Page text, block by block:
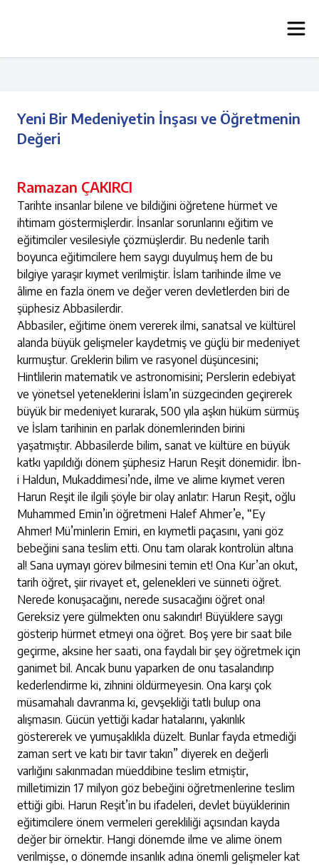
Yeni Bir Medeniyetin İnşası ve Öğretmenin
Değeri
Ramazan ÇAKIRCI
Tarihte insanlar bilene ve bildiğini öğretene hürmet ve
ihtimam göstermişlerdir. İnsanlar sorunlarını eğitim ve
eğitimciler vesilesiyle çözmüşlerdir. Bu nedenle tarih
boyunca eğitimcilere hem saygı duyulmuş hem de bu
bilgiye yaraşır kıymet verilmiştir. İslam tarihinde ilme ve
âlime en fazla önem ve değer veren devletlerden biri de
şüphesiz Abbasilerdir.
Abbasiler, eğitime önem vererek ilmi, sanatsal ve kültürel
alanda büyük gelişmeler kaydetmiş ve güçlü bir medeniyet
kurmuştur. Greklerin bilim ve rasyonel düşüncesini;
Hintlilerin matematik ve astronomisini; Perslerin edebiyat
ve yönetsel yeteneklerini İslam’ın süzgecinden geçirerek
büyük bir medeniyet kurarak, 500 yıla aşkın hüküm sürmüş
ve İslam tarihinin en parlak dönemlerinden birini
yaşatmıştır. Abbasilerde bilim, sanat ve kültüre en büyük
katkı yapıldığı dönem şüphesiz Harun Reşit dönemidir. İbn-
i Haldun, Mukaddimesi’nde, ilme ve alime kıymet veren
Harun Reşit ile ilgili şöyle bir olay anlatır: Harun Reşit, oğlu
Muhammed Emin’in öğretmeni Halef Ahmer’e, “Ey
Ahmer! Mü’minlerin Emiri, en kıymetli paçasını, yani göz
bebeğini sana teslim etti. Onu tam olarak kontrolün altına
al! Sana uymayı görev bilmesini temin et! Ona Kur’an okut,
tarih öğret, şiir rivayet et, gelenekleri ve sünneti öğret.
Nerede konuşacağını, nerede susacağını öğret ona!
Gereksiz yere gülmekten onu sakındır! Büyüklere saygı
gösterip hürmet etmeyi ona öğret. Boş yere bir saat bile
geçirme, aksine her saati, ona faydalı bir şey öğretmek için
ganimet bil. Ancak bunu yaparken de onu tasalandırıp
kederlendirme ki, zihnini öldürmeyesin. Ona karşı çok
müsamahalı davranma ki, gevşekliği tatlı bulup ona
alışmasın. Gücün yettiği kadar hatalarını, yakınlık
göstererek ve yumuşaklıkla düzelt. Bunlar fayda etmediği
zaman sert ve katı bir tavır takın” diyerek en değerli
varlığını sakınmadan müeddibine teslim etmiştir,
milletimizin 17 milyon göz bebeğini öğretmenlerine teslim
ettiği gibi. Harun Reşit’in bu ifadeleri, devlet büyüklerinin
eğitimcilere önem vermeleri gerekliliği açısından kayda
değer bir örnektir. Hangi dönemde ilme ve alime önem
verilmişse, o dönemde insanlık adına önemli gelişmeler kat